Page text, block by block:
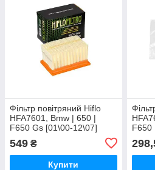
Фільтр повітряний Hiflo
HFA7601, Bmw | 650 |
F650 Gs [01\00-12\07]
549 ₴
Купити
F650